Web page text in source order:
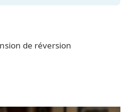
de réversion